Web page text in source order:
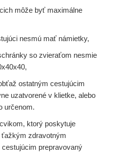
môže byť maximálne
nesmú mať námietky,
so zvieraťom nesmie
ostatným cestujúcim
uzatvorené v klietke, alebo
určenom.
ktorý poskytuje
zdravotným
prepravovaný